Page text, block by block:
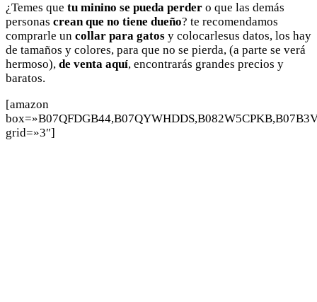
¿Temes que tu minino se pueda perder o que las demás
personas crean que no tiene dueño? te recomendamos
comprarle un collar para gatos y colocarlesus datos, los hay
de tamaños y colores, para que no se pierda, (a parte se verá
hermoso), de venta aquí, encontrarás grandes precios y
baratos.
[amazon
grid=»3″]